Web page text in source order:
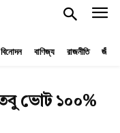
বিনোদন বাণিজ্য রাজনীতি
ভোট ১০০%